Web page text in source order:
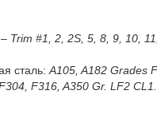
Trim #1, 2, 2S, 5, 8, 9, 10,
сталь: A105, A182 Grades
F316, A350 Gr. LF2 CL1.